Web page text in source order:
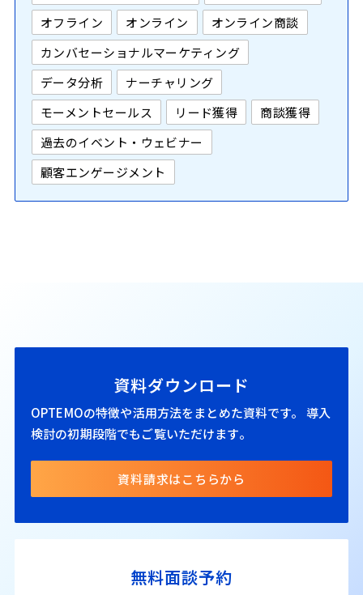
オフライン
オンライン
オンライン商談
カンバセーショナルマーケティング
データ分析
ナーチャリング
モーメントセールス
リード獲得
商談獲得
過去のイベント・ウェビナー
顧客エンゲージメント
資料ダウンロード
OPTEMOの特徴や活用方法をまとめた資料です。
導入
検討の初期段階でもご覧いただけます。
資料請求はこちらから
無料面談予約